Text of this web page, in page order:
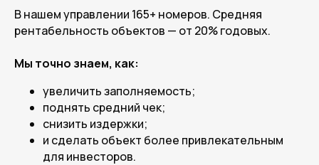
В нашем управлении 165+ номеров. Средняя
рентабельность объектов — от 20% годовых.
Мы точно знаем, как:
увеличить заполняемость;
поднять средний чек;
снизить издержки;
и сделать объект более привлекательным
для инвесторов.
Гостевые дома
Квартиры
О нас
( Соц.сети )
Гостям отеля
Контакты